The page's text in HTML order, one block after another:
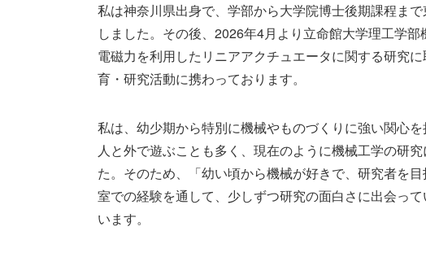
私は神奈川県出身で、学部から大学院博士後期課程ま
しました。その後、2026年4月より立命館大学理工学
電磁力を利用したリニアアクチュエータに関する研究
育・研究活動に携わっております。
私は、幼少期から特別に機械やものづくりに強い関心
人と外で遊ぶことも多く、現在のように機械工学の研
た。そのため、「幼い頃から機械が好きで、研究者を
室での経験を通して、少しずつ研究の面白さに出会っ
います。